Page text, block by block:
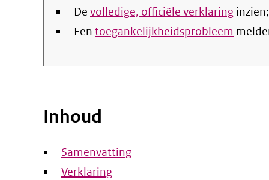
De volledige, officiële verklaring inzien;
Een toegankelijkheidsprobleem
Inhoud
Samenvatting
Verklaring